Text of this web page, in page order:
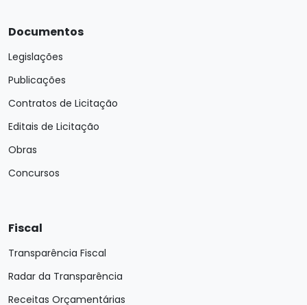
Documentos
Legislações
Publicações
Contratos de Licitação
Editais de Licitação
Obras
Concursos
Fiscal
Transparência Fiscal
Radar da Transparência
Receitas Orçamentárias